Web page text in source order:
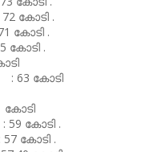
.
.
.
.
.